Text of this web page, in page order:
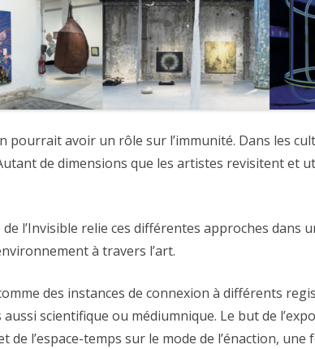
pourrait avoir un rôle sur l’immunité. Dans les
de dimensions que les artistes revisitent et
l’Invisible relie ces différentes approches dans
à travers l’art.
des instances de connexion à différents
scientifique ou médiumnique. Le but de
de l’espace-temps sur le mode de l’énaction,